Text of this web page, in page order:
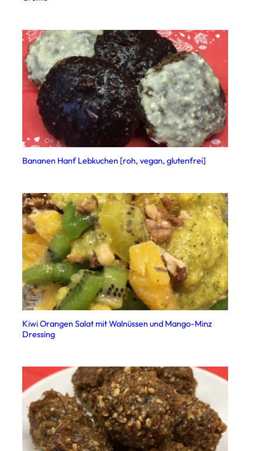
Bananen Hanf Lebkuchen [roh, vegan, glutenfrei]
Kiwi Orangen Salat mit Walnüssen und Mango-Minz
Dressing